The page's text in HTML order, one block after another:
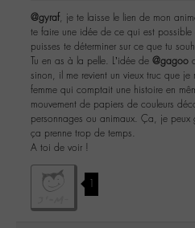
@gyraf , je te laisse le lien de mon
te faire une idée de ce qui est
puisses te déterminer sur ce que tu
Tu en as à la pelle. L’idée de @gagoo
sinon, il me revient un vieux truc que
femme qui comptait une histoire en
mouvement de papiers de couleurs
personnages ou animaux. Ça, je
ça prenne trop de temps.
A toi de voir !
1